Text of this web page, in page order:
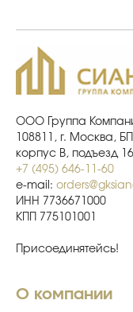
ООО Группа
108811, г. Москва,
корпус В, подъезд
+7 (495) 646-11-60
e-mail:
ИНН 7736671000
КПП 775101001
Присоединятейсь!
О компании